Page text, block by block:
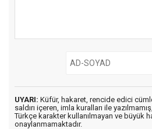
UYARI: Küfür, hakaret, rencide edici
saldırı içeren, imla kuralları ile yazılmamış,
Türkçe karakter kullanılmayan ve büyük
onaylanmamaktadır.